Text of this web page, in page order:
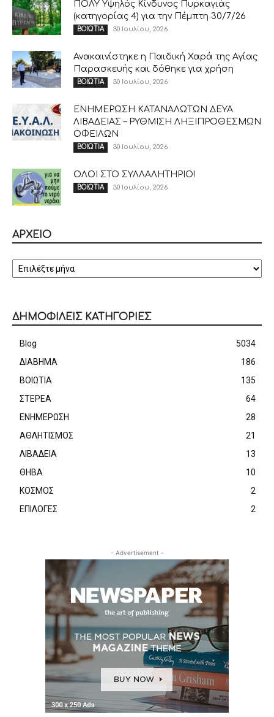
ΠΟΛΥ Υψηλός Κίνδυνος Πυρκαγιάς
(κατηγορίας 4) για την Πέμπτη 30/7/26
ΒΟΙΩΤΙΑ 30 Ιουλίου, 2026
Ανακαινίστηκε η Παιδική Χαρά της Αγίας
Παρασκευής και δόθηκε για χρήση
ΒΟΙΩΤΙΑ 30 Ιουλίου, 2026
ΕΝΗΜΕΡΩΣΗ ΚΑΤΑΝΑΛΩΤΩΝ ΔΕΥΑ
ΛΙΒΑΔΕΙΑΣ – ΡΥΘΜΙΣΗ ΛΗΞΙΠΡΟΘΕΣΜΩΝ
ΟΦΕΙΛΩΝ
ΒΟΙΩΤΙΑ 30 Ιουλίου, 2026
ΟΛΟΙ ΣΤΟ ΣΥΛΛΑΛΗΤΗΡΙΟ!
ΒΟΙΩΤΙΑ 30 Ιουλίου, 2026
ΑΡΧΕΙΟ
ΔΗΜΟΦΙΛΕΙΣ ΚΑΤΗΓΟΡΙΕΣ
Blog
5034
ΔΙΑΒΗΜΑ
186
ΒΟΙΩΤΙΑ
135
ΣΤΕΡΕΑ
64
ΕΝΗΜΕΡΩΣΗ
28
ΑΘΛΗΤΙΣΜΟΣ
21
ΛΙΒΑΔΕΙΑ
13
ΘΗΒΑ
10
ΚΟΣΜΟΣ
2
ΕΠΙΛΟΓΕΣ
2
- Advertisement -